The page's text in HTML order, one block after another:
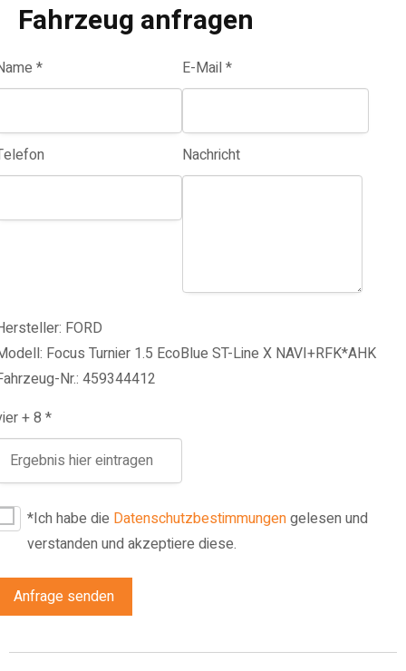
Fahrzeug anfragen
* E-Mail *
Nachricht
FORD
Focus Turnier 1.5 EcoBlue ST-Line X NAVI+RFK*AHK
Nr.: 459344412
+ 8 *
*Ich habe die Datenschutzbestimmungengelesen und
verstanden und akzeptiere diese.
Anfrage senden